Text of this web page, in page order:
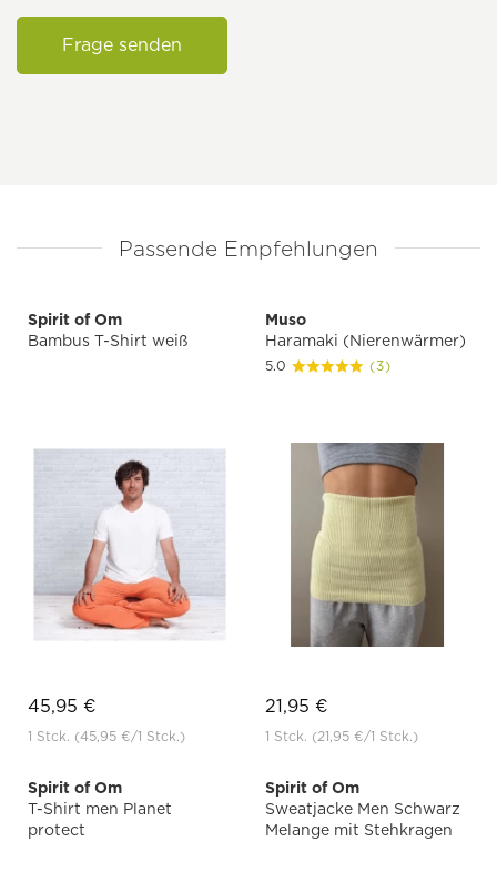
Frage senden
Passende Empfehlungen
Spirit of Om
Bambus T-Shirt weiß
45,95 €
1 Stck. (45,95 €/1 Stck.)
Muso
Haramaki (Nierenwärmer)
5.0 (3)
21,95 €
1 Stck. (21,95 €/1 Stck.)
Spirit of Om
T-Shirt men Planet
protect
Spirit of Om
Sweatjacke Men Schwarz
Melange mit Stehkragen